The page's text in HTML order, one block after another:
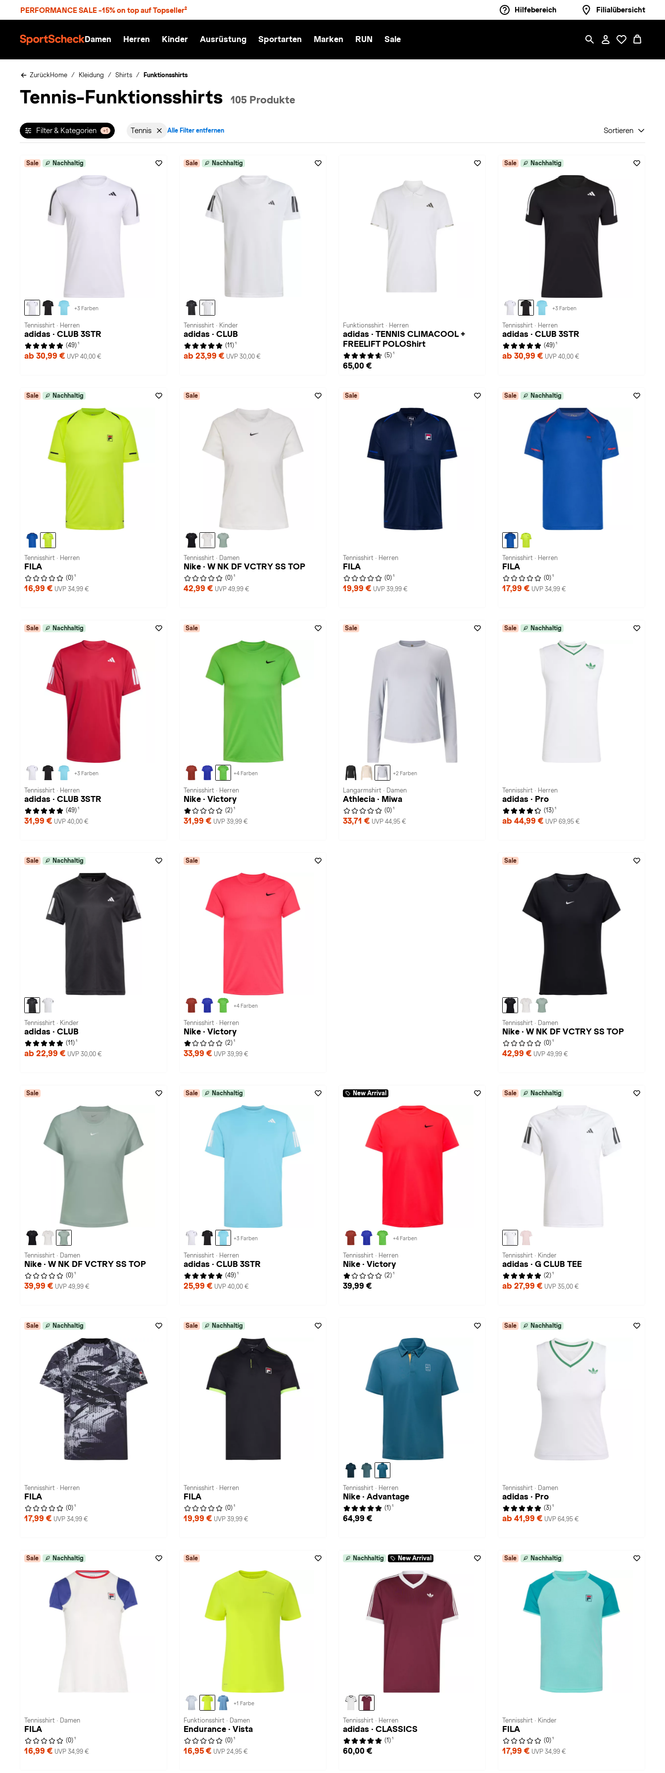
PERFORMANCE SALE -15% on top auf Topseller² Hilfebereich Filialübersicht
S
c
k
Damen Herren Kinder Ausrüstung Sportarten Marken RUN Sale
ZurückHome Kleidung Shirts Funktionsshirts
Tennis-Funktionsshirts 105 Produkte
Filter & Kategorien +1 TennisFilter aktiv für Sportart: Tennis entfernen
Alle Filter entfernen Sortieren
Sale Nachhaltig
+3 Farben
Tennisshirt · Herren
adidas · CLUB 3STR
(49) 1
ab 30,99 € UVP 40,00 €
Sale Nachhaltig
Tennisshirt · Kinder
adidas · CLUB
(11) 1
ab 23,99 € UVP 30,00 €
Funktionsshirt · Herren
adidas · TENNIS CLIMACOOL +
FREELIFT POLOShirt
(5) 1
65,00 €
Sale Nachhaltig
+3 Farben
Tennisshirt · Herren
adidas · CLUB 3STR
(49) 1
ab 30,99 € UVP 40,00 €
Sale Nachhaltig
Tennisshirt · Herren
FILA
(0) 1
16,99 € UVP 34,99 €
Sale
Tennisshirt · Damen
Nike · W NK DF VCTRY SS TOP
(0) 1
42,99 € UVP 49,99 €
Sale
Tennisshirt · Herren
FILA
(0) 1
19,99 € UVP 39,99 €
Sale Nachhaltig
Tennisshirt · Herren
FILA
(0) 1
17,99 € UVP 34,99 €
Sale Nachhaltig
+3 Farben
Tennisshirt · Herren
adidas · CLUB 3STR
(49) 1
31,99 € UVP 40,00 €
Sale
+4 Farben
Tennisshirt · Herren
Nike · Victory
(2) 1
31,99 € UVP 39,99 €
Sale
+2 Farben
Langarmshirt · Damen
Athlecia · Miwa
(0) 1
33,71 € UVP 44,95 €
Sale Nachhaltig
Tennisshirt · Herren
adidas · Pro
(13) 1
ab 44,99 € UVP 69,95 €
Sale Nachhaltig
Tennisshirt · Kinder
adidas · CLUB
(11) 1
ab 22,99 € UVP 30,00 €
Sale
+4 Farben
Tennisshirt · Herren
Nike · Victory
(2) 1
33,99 € UVP 39,99 €
Sale
Tennisshirt · Damen
Nike · W NK DF VCTRY SS TOP
(0) 1
42,99 € UVP 49,99 €
Sale
Tennisshirt · Damen
Nike · W NK DF VCTRY SS TOP
(0) 1
39,99 € UVP 49,99 €
Sale Nachhaltig
+3 Farben
Tennisshirt · Herren
adidas · CLUB 3STR
(49) 1
25,99 € UVP 40,00 €
New Arrival
+4 Farben
Tennisshirt · Herren
Nike · Victory
(2) 1
39,99 €
Sale Nachhaltig
Tennisshirt · Kinder
adidas · G CLUB TEE
(2) 1
ab 27,99 € UVP 35,00 €
Sale Nachhaltig
Tennisshirt · Herren
FILA
(0) 1
17,99 € UVP 34,99 €
Sale Nachhaltig
Tennisshirt · Herren
FILA
(0) 1
19,99 € UVP 39,99 €
Tennisshirt · Herren
Nike · Advantage
(1) 1
64,99 €
Sale Nachhaltig
Tennisshirt · Damen
adidas · Pro
(3) 1
ab 41,99 € UVP 64,95 €
Sale Nachhaltig
Tennisshirt · Damen
FILA
(0) 1
16,99 € UVP 34,99 €
Sale
+1 Farbe
Funktionsshirt · Damen
Endurance · Vista
(0) 1
16,95 € UVP 24,95 €
Nachhaltig New Arrival
Tennisshirt · Herren
adidas · CLASSICS
(1) 1
60,00 €
Sale Nachhaltig
Tennisshirt · Kinder
FILA
(0) 1
17,99 € UVP 34,99 €